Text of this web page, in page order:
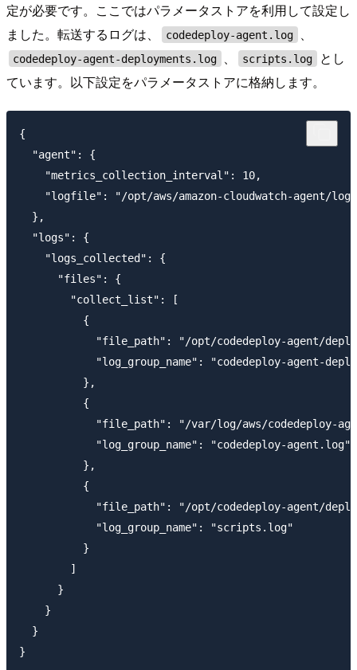
定が必要です。ここではパラメータストアを利用して設定し
ました。転送するログは、
codedeploy-agent.log 、
codedeploy-agent-deployments.log 、 scripts.log
とし
ています。以下設定をパラメータストアに格納します。
{
  "agent": {
    "metrics_collection_interval": 10,
"logfile": "/opt/aws/amazon-cloudwatch-agent/
  },
  "logs": {
    "logs_collected": {
      "files": {
        "collect_list": [
          {
"file_path": "/opt/codedeploy-agent/
"log_group_name": "codedeploy-agent-
          },
          {
"file_path": "/var/log/aws/codedeploy-
            "log_group_name": "codedeploy-agent.log"
          },
          {
"file_path": "/opt/codedeploy-agent/
            "log_group_name": "scripts.log"
          }
        ]
      }
    }
  }